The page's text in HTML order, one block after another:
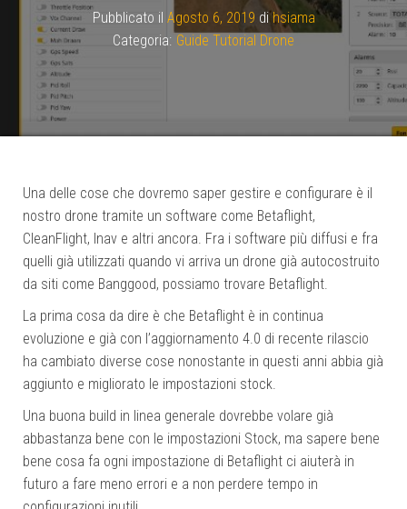
Pubblicato il Agosto 6, 2019 dihsiama
Categoria: Guide Tutorial Drone
Una delle cose che dovremo saper gestire e configurare è il
nostro drone tramite un software come Betaflight,
CleanFlight, Inav e altri ancora. Fra i software più diffusi e fra
quelli già utilizzati quando vi arriva un drone già autocostruito
da siti come Banggood, possiamo trovare Betaflight.
La prima cosa da dire è che Betaflight è in continua
evoluzione e già con l’aggiornamento 4.0 di recente rilascio
ha cambiato diverse cose nonostante in questi anni abbia già
aggiunto e migliorato le impostazioni stock.
Una buona build in linea generale dovrebbe volare già
abbastanza bene con le impostazioni Stock, ma sapere bene
bene cosa fa ogni impostazione di Betaflight ci aiuterà in
futuro a fare meno errori e a non perdere tempo in